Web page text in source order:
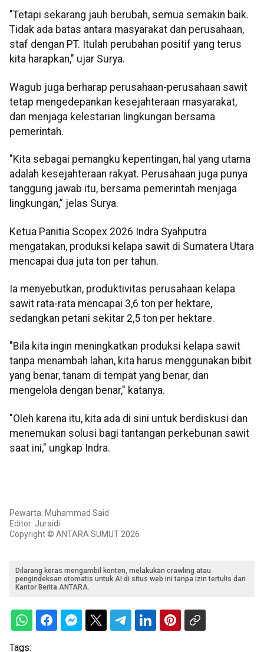
"Tetapi sekarang jauh berubah, semua semakin baik.
Tidak ada batas antara masyarakat dan perusahaan,
staf dengan PT. Itulah perubahan positif yang terus
kita harapkan," ujar Surya.
Wagub juga berharap perusahaan-perusahaan sawit
tetap mengedepankan kesejahteraan masyarakat,
dan menjaga kelestarian lingkungan bersama
pemerintah.
"Kita sebagai pemangku kepentingan, hal yang utama
adalah kesejahteraan rakyat. Perusahaan juga punya
tanggung jawab itu, bersama pemerintah menjaga
lingkungan,” jelas Surya.
Ketua Panitia Scopex 2026 Indra Syahputra
mengatakan, produksi kelapa sawit di Sumatera Utara
mencapai dua juta ton per tahun.
Ia menyebutkan, produktivitas perusahaan kelapa
sawit rata-rata mencapai 3,6 ton per hektare,
sedangkan petani sekitar 2,5 ton per hektare.
"Bila kita ingin meningkatkan produksi kelapa sawit
tanpa menambah lahan, kita harus menggunakan bibit
yang benar, tanam di tempat yang benar, dan
mengelola dengan benar," katanya.
"Oleh karena itu, kita ada di sini untuk berdiskusi dan
menemukan solusi bagi tantangan perkebunan sawit
saat ini," ungkap Indra.
Pewarta: Muhammad Said
Editor: Juraidi
Copyright © ANTARA SUMUT 2026
Dilarang keras mengambil konten, melakukan crawling atau
pengindeksan otomatis untuk AI di situs web ini tanpa izin tertulis dari
Kantor Berita ANTARA.
Tags: